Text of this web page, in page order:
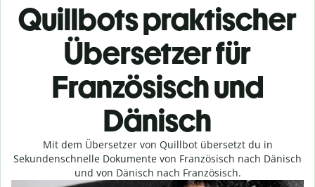
Quillbots praktischer
Übersetzer für
Französisch und
Dänisch
Mit dem Übersetzer von Quillbot übersetzt du in
Sekundenschnelle Dokumente von Französisch nach Dänisch
und von Dänisch nach Französisch.